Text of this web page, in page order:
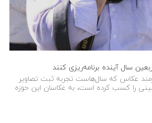
سال آینده برنامه‌ریزی کنند
عکاس که سال‌هاست تجربه ثبت تصاویر
را کسب کرده است، به عکاسان این حوزه